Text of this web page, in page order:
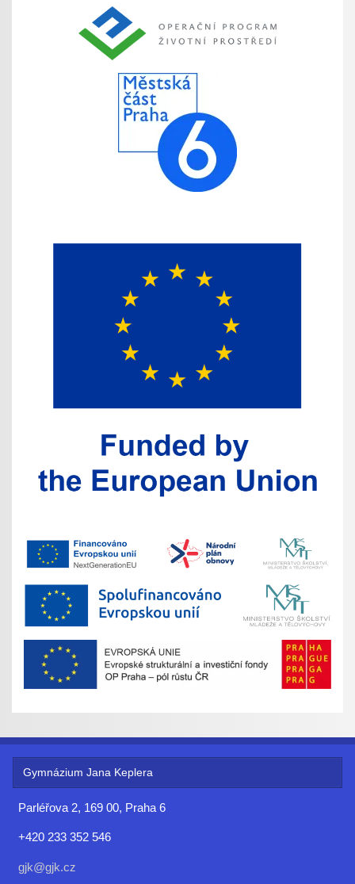
Gymnázium Jana Keplera
Parléřova 2, 169 00, Praha 6
+420 233 352 546
gjk@gjk.cz